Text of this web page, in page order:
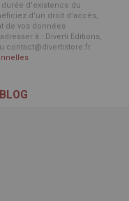
d'existence du
d’un droit d’accès,
de vos données
à : Diverti Editions,
contact@divertistore.fr.